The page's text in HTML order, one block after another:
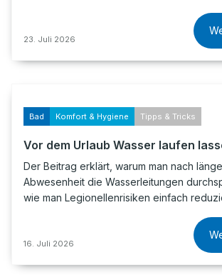
23. Juli 2026
Bad Komfort & Hygiene Tipps & Tricks
Vor dem Urlaub Wasser laufen
Der Beitrag erklärt, warum man nach
Abwesenheit die Wasserleitungen
wie man Legionellenrisiken einfach
16. Juli 2026